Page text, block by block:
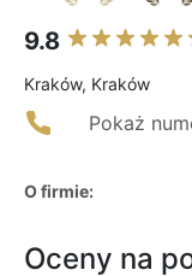
9.8
Kraków, Kraków
Pokaż
O firmie:
Oceny na